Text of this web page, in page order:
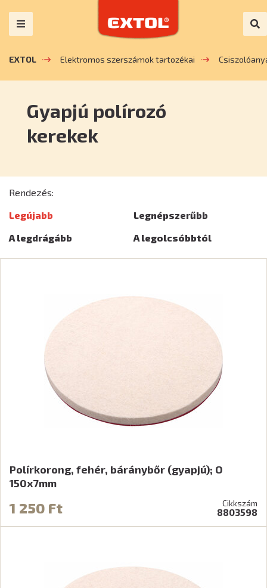
EXTOL Elektromos szerszámok tartozékai
Gyapjú polírozó
kerekek
Rendezés:
Legújabb
Legnépszerűbb
A legdrágább
A legolcsóbbtól
Polírkorong, fehér, báránybőr (gyapjú); O
150x7mm
1 250 Ft Cikkszám
8803598